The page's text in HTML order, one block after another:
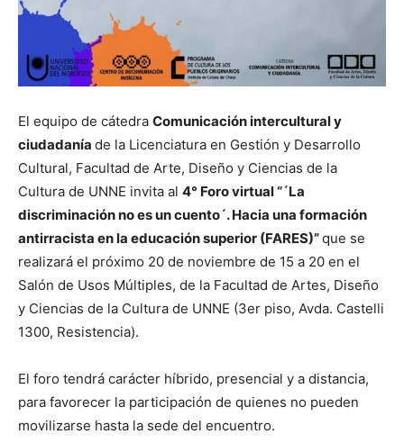
El equipo de cátedra Comunicación intercultural y
ciudadanía de la Licenciatura en Gestión y Desarrollo
Cultural, Facultad de Arte, Diseño y Ciencias de la
Cultura de UNNE invita al 4° Foro virtual “´La
discriminación no es un cuento´. Hacia una formación
antirracista en la educación superior (FARES)”que se
realizará el próximo 20 de noviembre de 15 a 20 en el
Salón de Usos Múltiples, de la Facultad de Artes, Diseño
y Ciencias de la Cultura de UNNE (3er piso, Avda. Castelli
1300, Resistencia).
El foro tendrá carácter híbrido, presencial y a distancia,
para favorecer la participación de quienes no pueden
movilizarse hasta la sede del encuentro.